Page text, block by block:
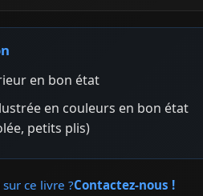
en bon état
en couleurs en bon état
petits plis)
ce livre ?Contactez-nous !